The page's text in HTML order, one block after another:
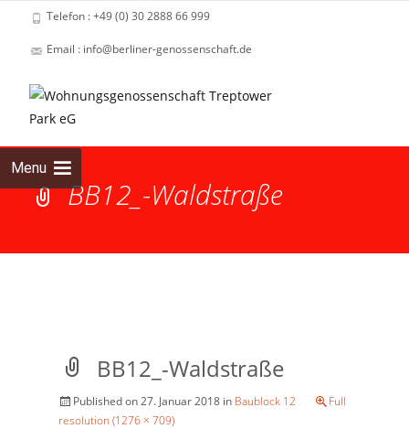
Telefon : +49 (0) 30 2888 66 999
Email : info@berliner-genossenschaft.de
Menu
BB12_-Waldstraße
BB12_-Waldstraße
Published on27. Januar 2018 in Baublock 12
Full
resolution (1276 × 709)